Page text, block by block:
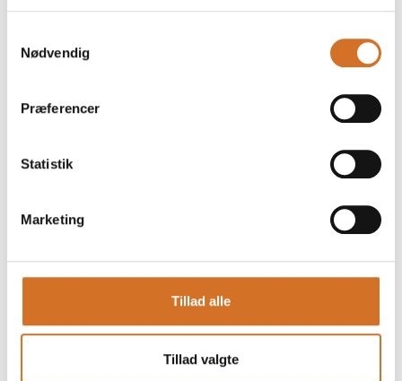
Nødvendig
Præferencer
Statistik
Marketing
Tillad alle
Tillad valgte
Se alle kontaktpersoner
Dansk Procesventilation ApS
Jørn Jensen